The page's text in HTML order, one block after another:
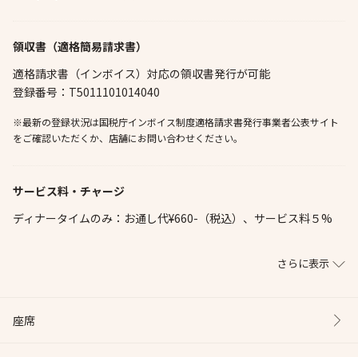
領収書（適格簡易請求書）
適格請求書（インボイス）対応の領収書発行が可能
登録番号：T5011101014040
※最新の登録状況は国税庁インボイス制度適格請求書発行事業者公表サイト
をご確認いただくか、店舗にお問い合わせください。
サービス料・チャージ
ディナータイムのみ：お通し代¥660-（税込）、サービス料５%
さらに表示
座席